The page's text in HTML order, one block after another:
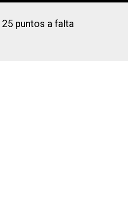
puntos a falta